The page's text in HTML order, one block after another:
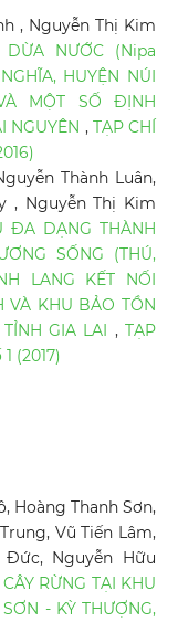
, Nguyễn Thị Kim
DỪA NƯỚC (Nipa
HUYỆN NÚI
MỘT SỐ ĐỊNH
NGUYÊN , TẠP CHÍ
Thành Luân,
, Nguyễn Thị Kim
ĐA DẠNG THÀNH
SỐNG (THÚ,
LANG KẾT NỐI
VÀ KHU BẢO TỒN
GIA LAI ,TẠP
(2017)
Hoàng Thanh Sơn,
Vũ Tiến Lâm,
Đức, Nguyễn Hữu
RỪNG TẠI KHU
- KỲ THƯỢNG,